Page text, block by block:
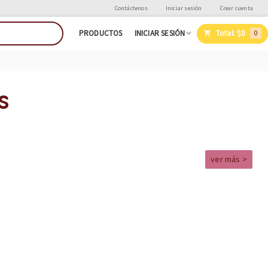
Contáctenos Iniciar sesión Crear cuenta
PRODUCTOS INICIAR SESIÓN Total:$0 0
ver más >